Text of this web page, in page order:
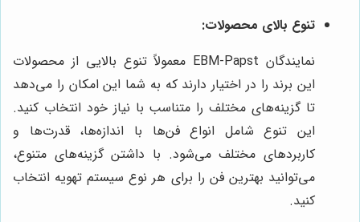
تنوع بالای محصولات:
نمایندگان EBM-Papst معمولاً تنوع بالایی از محصولات
این برند را در اختیار دارند که به شما این امکان را می‌دهد
تا گزینه‌های مختلف را متناسب با نیاز خود انتخاب کنید.
این تنوع شامل انواع فن‌ها با اندازه‌ها، قدرت‌ها و
کاربردهای مختلف می‌شود. با داشتن گزینه‌های متنوع،
می‌توانید بهترین فن را برای هر نوع سیستم تهویه انتخاب
کنید.